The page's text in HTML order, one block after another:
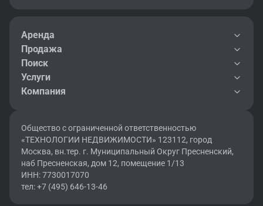
Аренда
Продажа
Поиск
Услуги
Компания
Общество с ограниченной ответственностью
«ТЕХНОЛОГИИ НЕДВИЖИМОСТИ» 123112, город
Москва, вн.тер. г. Муниципальный Округ Пресненский,
наб Пресненская, дом 12, помещение 1/13
ИНН: 7730017070
тел: +7 (495) 646-13-46